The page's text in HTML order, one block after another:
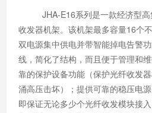
​​​​​​​JHA-E16系列是一款经济型高
收发器机架。该机架最多容量16个
双电源集中供电并带智能掉电告警
线，简化了结构，而且便于管
靠的保护设备功能（保护光纤收发
涌高压击坏）；提供可靠的稳压电
即保证无论多少个光纤收发模块接